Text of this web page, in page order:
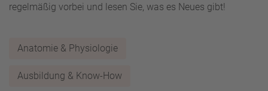
regelmäßig vorbei und lesen Sie, was es Neues gibt!
Anatomie & Physiologie
Ausbildung & Know-How